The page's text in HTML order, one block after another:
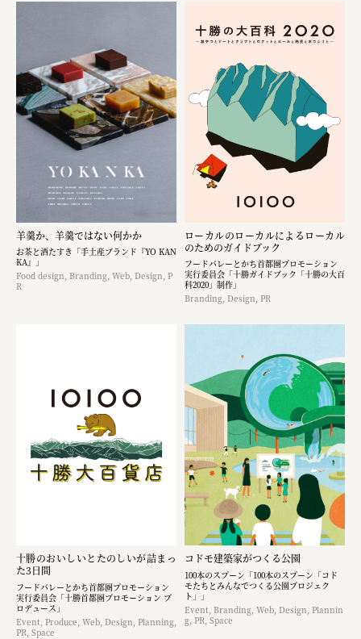
羊羹か、羊羹ではない何かか
お茶と酒たすき「手土産ブランド『YO KAN
KA』」
Food design, Branding, Web, Design, P
R
ローカルのローカルによるローカル
のためのガイドブック
フードバレーとかち首都圏プロモーション
実行委員会「十勝ガイドブック「十勝の大百
科2020」制作」
Branding, Design, PR
十勝のおいしいとたのしいが詰まっ
た3日間
フードバレーとかち首都圏プロモーション
実行委員会「十勝首都圏プロモーション プ
ロデュース」
Event, Produce, Web, Design, Planning,
PR, Space
コドモ建築家がつくる公園
100本のスプーン「100本のスプーン「コド
モたちとみんなでつくる公園プロジェク
ト」」
Event, Branding, Web, Design, Plannin
g, PR, Space